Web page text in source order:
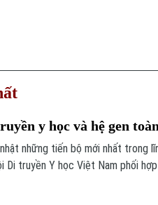
y học và hệ gen
những tiến bộ mới nhất trong
Di truyền Y học Việt Nam phối